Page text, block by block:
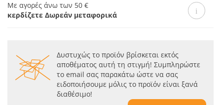
Με αγορές άνω των 50 €
κερδίζετε Δωρεάν μεταφορικά
Δυστυχώς το προϊόν βρίσκεται εκτός
αποθέματος αυτή τη στιγμή! Συμπληρώστε
το email σας παρακάτω ώστε να σας
ειδοποιήσουμε μόλις το προϊόν είναι ξανά
διαθέσιμο!